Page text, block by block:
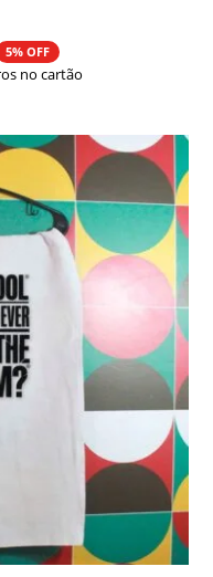
5% OFF
no cartão